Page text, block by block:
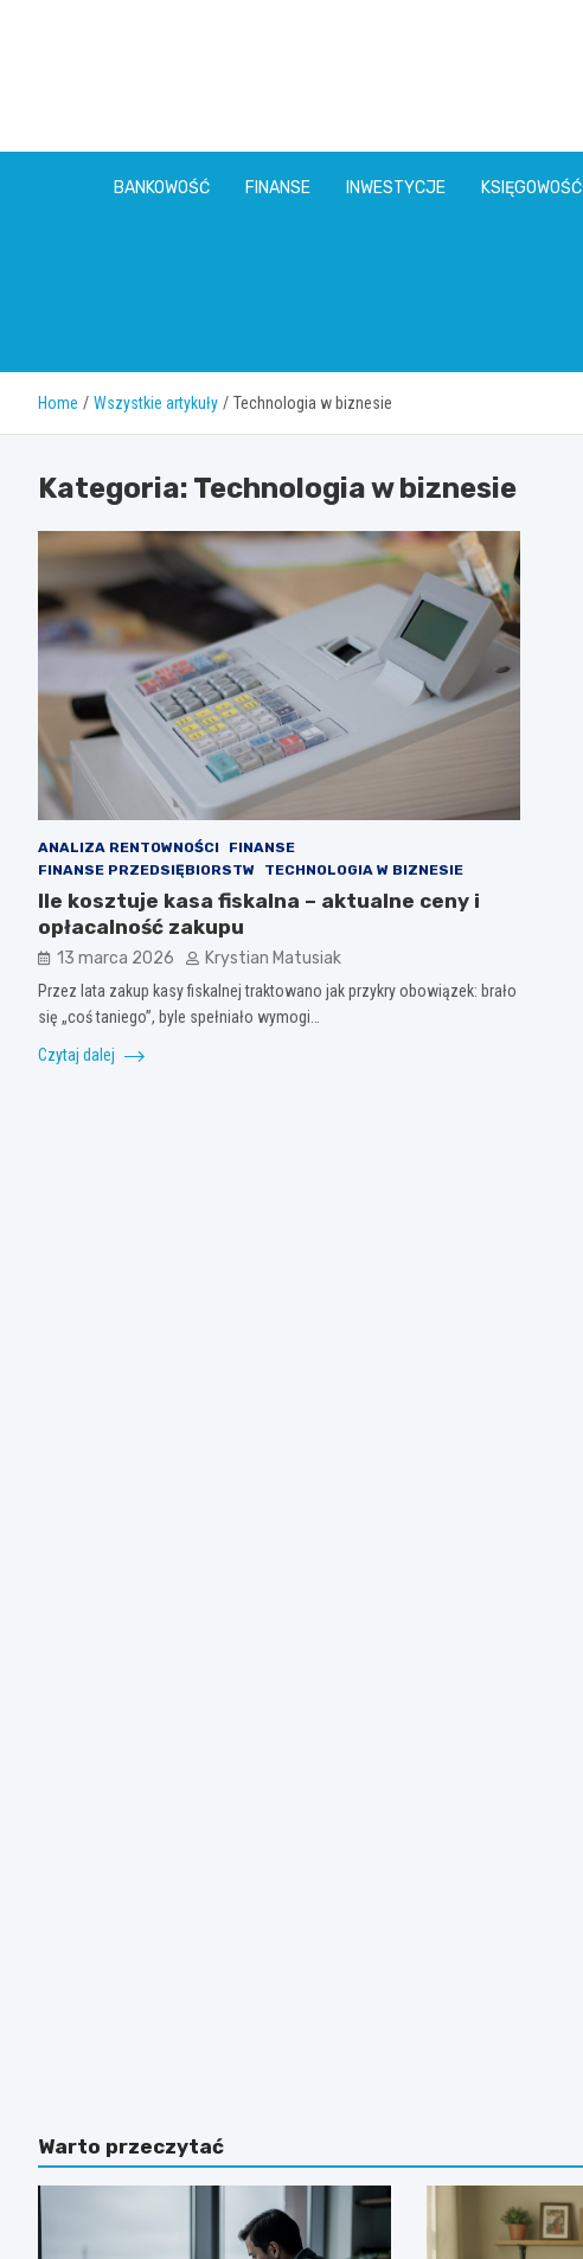
BANKOWOŚĆ FINANSE INWESTYCJE KSIĘGOWOŚĆ
Home Wszystkie artykuły Technologia w biznesie
Kategoria: Technologia w biznesie
ANALIZA RENTOWNOŚCI
FINANSE
FINANSE PRZEDSIĘBIORSTW
TECHNOLOGIA W BIZNESIE
Ile kosztuje kasa fiskalna – aktualne ceny i
opłacalność zakupu
13 marca 2026 Krystian Matusiak
Przez lata zakup kasy fiskalnej traktowano jak przykry obowiązek: brało
się „coś taniego”, byle spełniało wymogi…
Czytaj dalej
Warto przeczytać